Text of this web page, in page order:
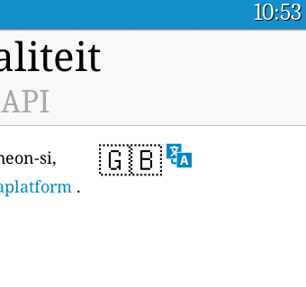
10:53
🇬🇧
si,
.